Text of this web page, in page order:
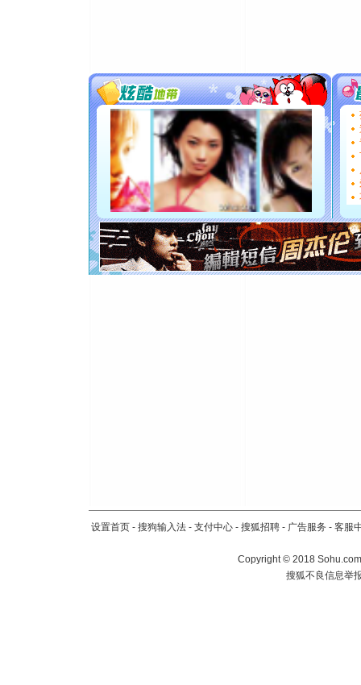
送你一棵
[圣诞节]
你太多，
要平安
[圣诞节]
能正大
都要快乐
[圣诞节]
如意,快
[元旦]看
断电。爱
你是我专
[元旦]如
设置首页 - 搜狗输入法 - 支付中心 - 搜狐招聘 - 广告服务 - 客服
Copyright ©2018
搜狐不良信息举